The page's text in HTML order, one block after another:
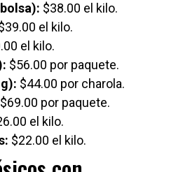
$38.00 el kilo.
el kilo.
el kilo.
$56.00 por paquete.
$44.00 por charola.
$69.00 por paquete.
el kilo.
$22.00 el kilo.